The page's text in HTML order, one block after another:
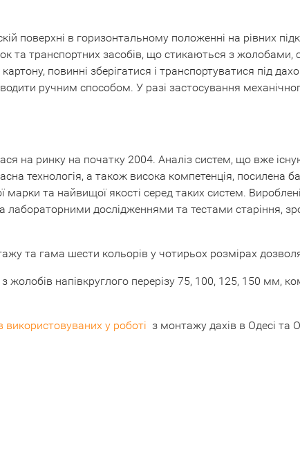
поверхні в горизонтальному положенні на рівних
та транспортних засобів, що стикаються з
повинні зберігатися і транспортуватися під
ручним способом. У разі застосування
на ринку на початку 2004. Аналіз систем, що вже
технологія, а також висока компетенція, посилена
марки та найвищої якості серед таких систем.
лабораторними дослідженнями та тестами
та гама шести кольорів у чотирьох розмірах
напівкруглого перерізу 75, 100, 125, 150 мм,
використовуваних у роботі з монтажу дахів в Одесі та